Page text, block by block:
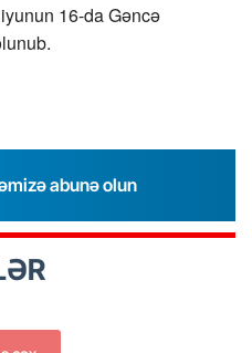
16-da Gəncə
abunə olun